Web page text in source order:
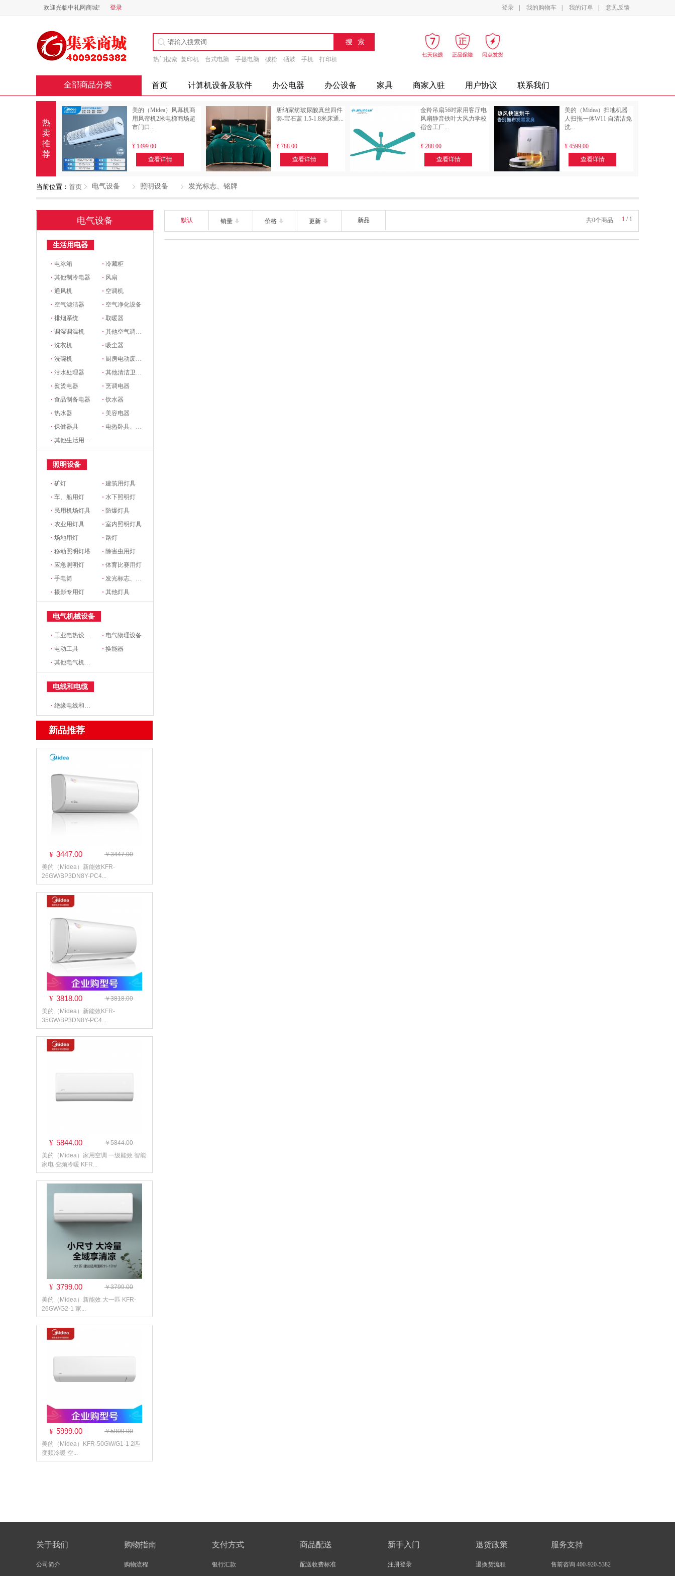
欢迎光临中礼网商城! 登录 登录 我的购物车 我的订单 意见反馈
热门搜索 复印机 台式电脑 手提电脑 碳粉 硒鼓 手机 打印机 办公设备 摄影设备 家电 办公家具
全部商品分类 首页 计算机设备及软件 办公电器 办公设备 家具 商家入驻 用户协议 联系我们
热
卖
推
荐
美的（Midea）风幕机商
用风帘机2米电梯商场超
市门口...
¥ 1499.00
查看详情
唐纳家纺玻尿酸真丝四件
套-宝石蓝 1.5-1.8米床通...
¥ 788.00
查看详情
金羚吊扇56吋家用客厅电
风扇静音铁叶大风力学校
宿舍工厂...
¥ 288.00
查看详情
美的（Midea）扫地机器
人扫拖一体W11 自清洁免
洗...
¥ 4599.00
查看详情
当前位置： 首页 电气设备 照明设备 发光标志、铭牌
电气设备
生活用电器
· 电冰箱 ·冷藏柜
·其他制冷电器 · 风扇
·通风机 · 空调机
· 空气滤洁器 · 空气净化设备
·排烟系统 ·取暖器
·调湿调温机 ·其他空气调节电器
·洗衣机 ·吸尘器
·洗碗机 · 厨房电动废物处理器
·泔水处理器 ·其他清洁卫生电器
·熨烫电器 ·烹调电器
·食品制备电器 ·饮水器
·热水器 ·美容电器
·保健器具 · 电热卧具、服装
·其他生活用电器
照明设备
·矿灯 ·建筑用灯具
·车、船用灯 ·水下照明灯
· 民用机场灯具 · 防爆灯具
·农业用灯具 ·室内照明灯具
·场地用灯 · 路灯
·移动照明灯塔 · 除害虫用灯
· 应急照明灯 ·体育比赛用灯
·手电筒 ·发光标志、铭牌
·摄影专用灯 ·其他灯具
电气机械设备
·工业电热设备(电炉) · 电气物理设备
· 电动工具 ·换能器
·其他电气机械设备
电线和电缆
·绝缘电线和电缆
新品推荐
¥ 3447.00
￥3447.00
美的（Midea）新能效KFR-
26GW/BP3DN8Y-PC4...
¥ 3818.00
￥3818.00
美的（Midea）新能效KFR-
35GW/BP3DN8Y-PC4...
¥ 5844.00
￥5844.00
美的（Midea）家用空调 一级能效 智能
家电 变频冷暖 KFR...
¥ 3799.00
￥3799.00
美的（Midea）新能效 大一匹 KFR-
26GW/G2-1 家...
¥ 5999.00
￥5999.00
美的（Midea）KFR-50GW/G1-1 2匹
变频冷暖 空...
默认 销量 价格 更新 新品 共0个商品 1 / 1
关于我们
公司简介
购物指南
购物流程
支付方式
银行汇款
商品配送
配送收费标准
新手入门
注册登录
退货政策
退换货流程
服务支持
售前咨询 400-920-5382